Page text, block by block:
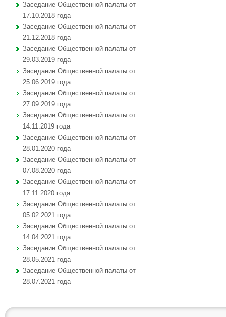
Заседание Общественной палаты от
17.10.2018 года
Заседание Общественной палаты от
21.12.2018 года
Заседание Общественной палаты от
29.03.2019 года
Заседание Общественной палаты от
25.06.2019 года
Заседание Общественной палаты от
27.09.2019 года
Заседание Общественной палаты от
14.11.2019 года
Заседание Общественной палаты от
28.01.2020 года
Заседание Общественной палаты от
07.08.2020 года
Заседание Общественной палаты от
17.11.2020 года
Заседание Общественной палаты от
05.02.2021 года
Заседание Общественной палаты от
14.04.2021 года
Заседание Общественной палаты от
28.05.2021 года
Заседание Общественной палаты от
28.07.2021 года